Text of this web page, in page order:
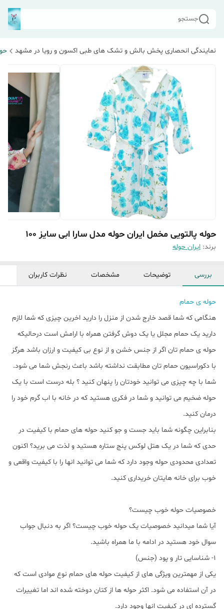
جستجو
نمایندگی انحصاری پخش بالش و تشک های طبی اکسون و رویا در مشهد
حوله پالتویی مخمل ایران حوله مدل سارا ابی سایز 100
برند: ایران حوله
بررسی توضیحات مشخصات نظرات کاربران
حوله ی حمام
هنگامی که شما قصد خارج شدن از منزل را دارید اخرین چیزی که شما لازم
دارید یک حمام مجلل یا یک دوش گرفتن همراه با ارامش است درحالیکه
حوله ی حمام تان اگر از جنس خشن و از نوع بی کیفیت و ارزان باشد هرگز
با دکوراسیون حمام تان مطابقت نداشته باشد باعث رنجش شما می شود.
شما با چه چیزی می توانید خودتان را پنهان کنید ؟ بله درست است با یک
حوله ضخیم می توانید و شما در فکری هستید که در خانه با اب گرم خود را
درمان کنید.
بنابراین چگونه شما باید جست و جو کنید حوله های حمام با کیفیت در
حدی که شما در یک هتل لوکس پنج ستاره هستید و لذت می برید؟ اکنون
تعدادی محدودی حوله وجود دارد که شما می توانید انها را با کیفیت واقعی و
خوب برای خانه هایتان خریداری کنید.
خصوصیات حوله خوب چیست؟
آیا شما میدانید خصوصیات یک حوله خوب چیست؟ اگر به دنبال جواب
سوال خود هستید در ادامه با ما همراه باشید.
1- شناسایی تار و پود (جنس)
یکی از مهمترین ویژگی های از کیفیت حوله های حمام نوع موادی است که
در آن استفاده می شود. اکثر حوله ها از کتان دوخته شده اند اما تغییرات
گسترده ای در کیفیت انها وجود دارد.